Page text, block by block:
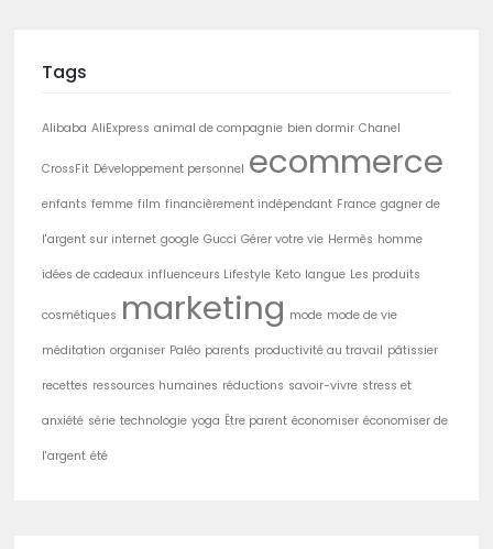
Tags
Alibaba AliExpress animal de compagnie bien dormir Chanel
CrossFit Développement personnel ecommerce
enfants femme film financièrement indépendant France gagner de
l'argent sur internet google Gucci Gérer votre vie Hermès homme
idées de cadeaux influenceurs Lifestyle Keto langue Les produits
cosmétiques marketing mode mode de vie
méditation organiser Paléo parents productivité au travail pâtissier
recettes ressources humaines réductions savoir-vivre stress et
anxiété série technologie yoga Être parent économiser économiser de
l'argent été